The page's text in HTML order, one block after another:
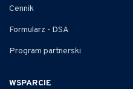
Cennik
Formularz - DSA
Program partnerski
WSPARCIE